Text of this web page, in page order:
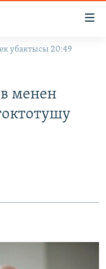
убактысы 20:49
менен